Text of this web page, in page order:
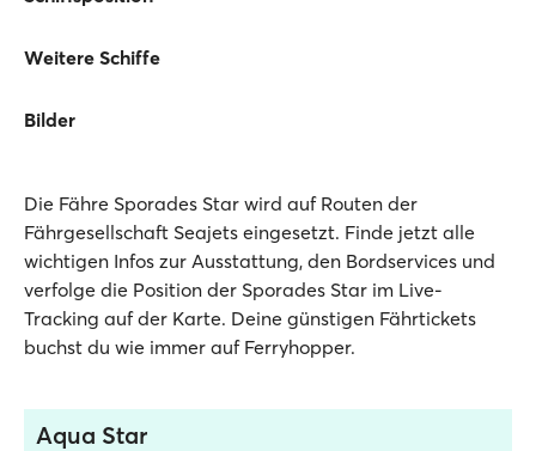
Weitere Schiffe
Bilder
Die Fähre Sporades Star wird auf Routen der
Fährgesellschaft Seajets eingesetzt. Finde jetzt alle
wichtigen Infos zur Ausstattung, den Bordservices und
verfolge die Position der Sporades Star im Live-
Tracking auf der Karte. Deine günstigen Fährtickets
buchst du wie immer auf Ferryhopper.
Aqua Star